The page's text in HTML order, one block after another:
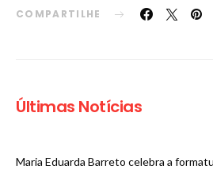
COMPARTILHE
Últimas Notícias
Maria Eduarda Barreto celebra a